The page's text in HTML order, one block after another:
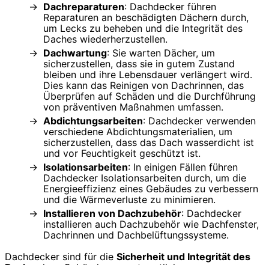
Dachreparaturen: Dachdecker führen
Reparaturen an beschädigten Dächern durch,
um Lecks zu beheben und die Integrität des
Daches wiederherzustellen.
Dachwartung: Sie warten Dächer, um
sicherzustellen, dass sie in gutem Zustand
bleiben und ihre Lebensdauer verlängert wird.
Dies kann das Reinigen von Dachrinnen, das
Überprüfen auf Schäden und die Durchführung
von präventiven Maßnahmen umfassen.
Abdichtungsarbeiten: Dachdecker verwenden
verschiedene Abdichtungsmaterialien, um
sicherzustellen, dass das Dach wasserdicht ist
und vor Feuchtigkeit geschützt ist.
Isolationsarbeiten: In einigen Fällen führen
Dachdecker Isolationsarbeiten durch, um die
Energieeffizienz eines Gebäudes zu verbessern
und die Wärmeverluste zu minimieren.
Installieren von Dachzubehör: Dachdecker
installieren auch Dachzubehör wie Dachfenster,
Dachrinnen und Dachbelüftungssysteme.
Dachdecker sind für die Sicherheit und Integrität des